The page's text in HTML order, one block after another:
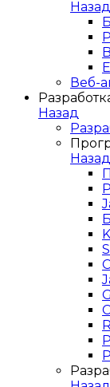
Назад
Веб-
Назад
Назад